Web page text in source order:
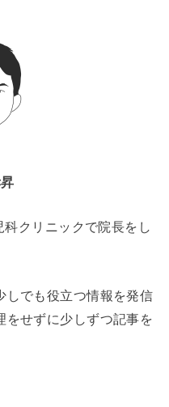
クリニックで院長をし
しでも役立つ情報を発信
をせずに少しずつ記事を